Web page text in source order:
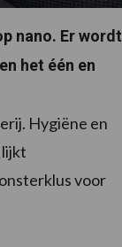
nano. Er wordt
het één en
Hygiëne en
voor